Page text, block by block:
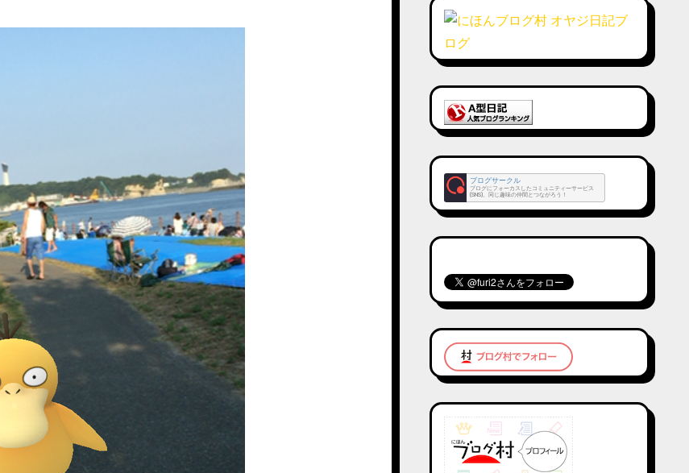
ブログサークル
ブログにフォーカスしたコミュニティーサービス
(SNS)。同じ趣味の仲間とつながろう！